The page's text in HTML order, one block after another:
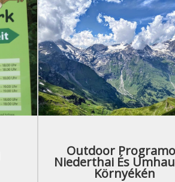
Outdoor
Niederthai És
Környékén